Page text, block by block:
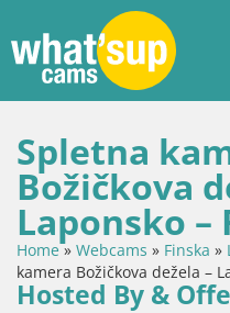
Spletna
Božičkova
Laponsko –
Home» Webcams » Finska »
kamera Božičkova dežela –
Hosted By &